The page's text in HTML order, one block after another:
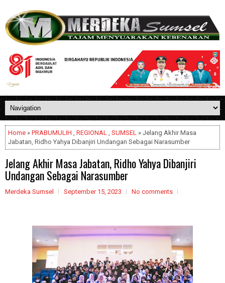
Home » PRABUMULIH , REGIONAL , SUMSEL » Jelang Akhir Masa
Jabatan, Ridho Yahya Dibanjiri Undangan Sebagai Narasumber
Jelang Akhir Masa Jabatan, Ridho Yahya Dibanjiri
Undangan Sebagai Narasumber
Merdeka Sumsel September 15, 2023 No comments